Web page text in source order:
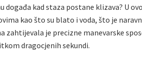
događa kad staza postane klizava? U
kao što su blato i voda, što je
zahtijevala je precizne manevarske
dragocjenih sekundi.